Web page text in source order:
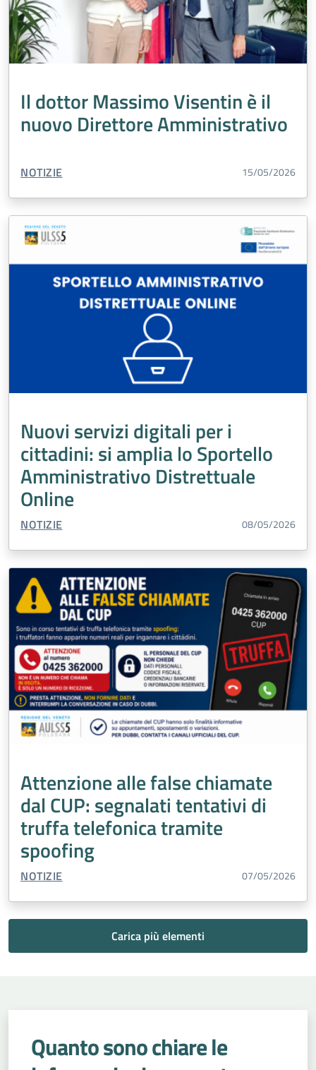
Il dottor Massimo Visentin è il
nuovo Direttore Amministrativo
TIPO CONTENUTO:
NOTIZIE 15/05/2026
Nuovi servizi digitali per i
cittadini: si amplia lo Sportello
Amministrativo Distrettuale
Online
TIPO CONTENUTO:
NOTIZIE 08/05/2026
Attenzione alle false chiamate
dal CUP: segnalati tentativi di
truffa telefonica tramite
spoofing
TIPO CONTENUTO:
NOTIZIE 07/05/2026
Carica più elementi
Quanto sono chiare le